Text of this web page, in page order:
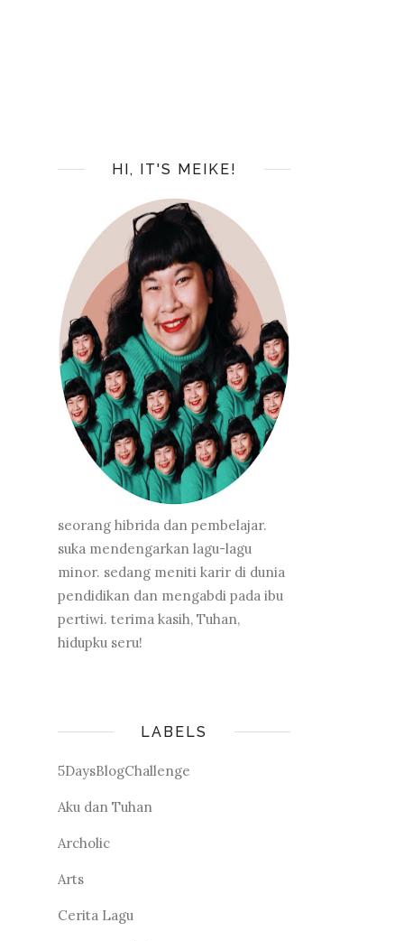
HI, IT'S MEIKE!
seorang hibrida dan pembelajar.
suka mendengarkan lagu-lagu
minor. sedang meniti karir di dunia
pendidikan dan mengabdi pada ibu
pertiwi. terima kasih, Tuhan,
hidupku seru!
LABELS
5DaysBlogChallenge
Aku dan Tuhan
Archolic
Arts
Cerita Lagu